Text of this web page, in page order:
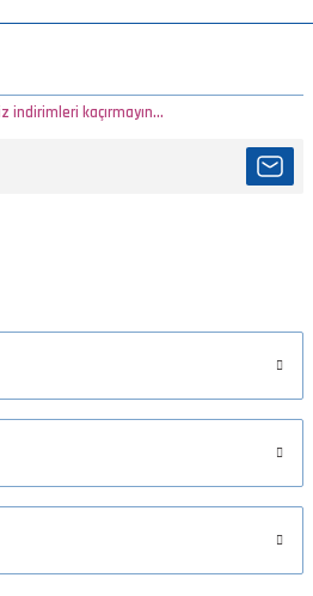
veya görüntülenemiyor.
bilgiler bulunuyor.
daha pahalı.
olmalı.
Gönder
kaçırmayın...